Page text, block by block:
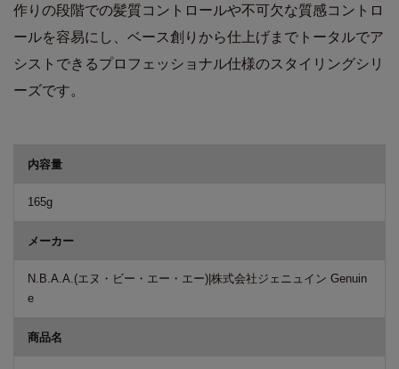
作りの段階での髪質コントロールや不可欠な質感コントロ
ールを容易にし、ベース創りから仕上げまでトータルでア
シストできるプロフェッショナル仕様のスタイリングシリ
ーズです。
内容量
165g
メーカー
N.B.A.A.(エヌ・ビー・エー・エー)|株式会社ジェニュイン Genuin
e
商品名